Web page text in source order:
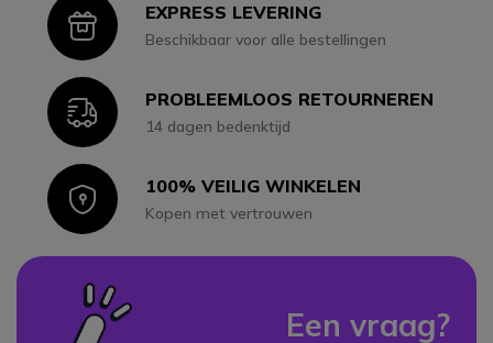
IconEXPRESS LEVERING
Beschikbaar voor alle bestellingen
IconPROBLEEMLOOS RETOURNEREN
14 dagen bedenktijd
Icon100% VEILIG WINKELEN
Kopen met vertrouwen
Een vraag?